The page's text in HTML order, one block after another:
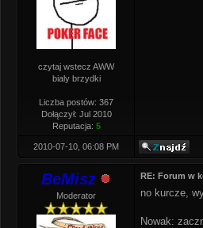
czytaj wstecz AWW
bialy brzydki
Liczba postów: 367
Dołączył: Jul 2010
Reputacja: 5
2010-07-10, 06:08 PM
BeMisz
Moderator
RE: Forum w
no kurcze,
Nowak: